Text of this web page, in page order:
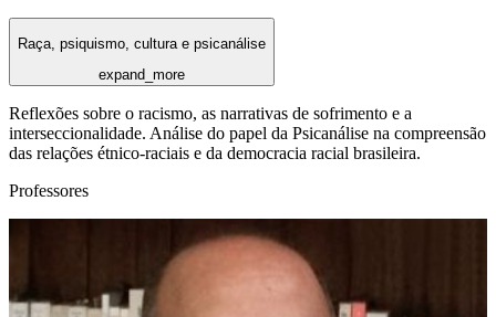
Raça, psiquismo, cultura e psicanálise
expand_more
Reflexões sobre o racismo, as narrativas de sofrimento e a
interseccionalidade. Análise do papel da Psicanálise na compreensão
das relações étnico-raciais e da democracia racial brasileira.
Professores